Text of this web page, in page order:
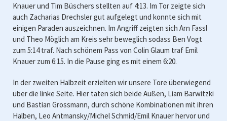
Knauer und Tim Büschers stellten auf 4:13. Im Tor zeigte sich
auch Zacharias Drechsler gut aufgelegt und konnte sich mit
einigen Paraden auszeichnen. Im Angriff zeigten sich Arn Fassl
und Theo Möglich am Kreis sehr beweglich sodass Ben Vogt
zum 5:14 traf. Nach schönem Pass von Colin Glaum traf Emil
Knauer zum 6:15. In die Pause ging es mit einem 6:20.
In der zweiten Halbzeit erzielten wir unsere Tore überwiegend
über die linke Seite. Hier taten sich beide Außen, Liam Barwitzki
und Bastian Grossmann, durch schöne Kombinationen mit ihren
Halben, Leo Antmansky/Michel Schmid/Emil Knauer hervor und